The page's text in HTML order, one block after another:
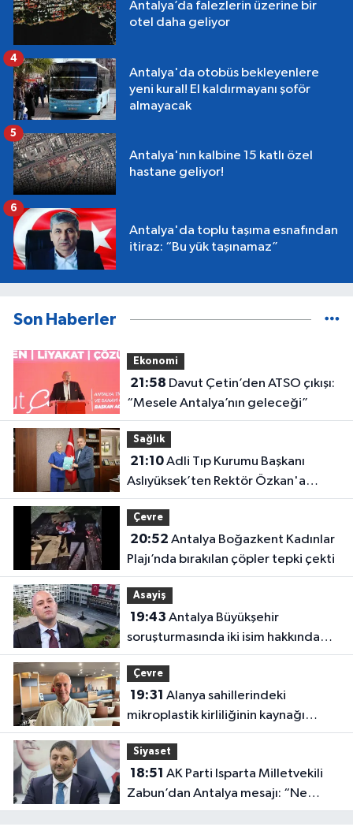
Antalya’da falezlerin üzerine bir
otel daha geliyor
Antalya'da otobüs bekleyenlere
yeni kural! El kaldırmayanı şoför
almayacak
4
Antalya'nın kalbine 15 katlı özel
hastane geliyor!
5
Antalya'da toplu taşıma esnafından
itiraz: “Bu yük taşınamaz”
6
Son Haberler
Ekonomi
21:58
“Mesele Antalya’nın geleceği”
Sağlık
21:10Adli Tıp Kurumu Başkanı
Aslıyüksek’ten Rektör Özkan'a
davet
Çevre
20:52
Plajı’nda bırakılan çöpler tepki çekti
Asayiş
19:43
soruşturmasında iki isim hakkında
yeni karar
Çevre
19:31
mikroplastik kirliliğinin kaynağı
açıklandı
Siyaset
18:51
Zabun’dan Antalya mesajı: “Ne
dediysek o”